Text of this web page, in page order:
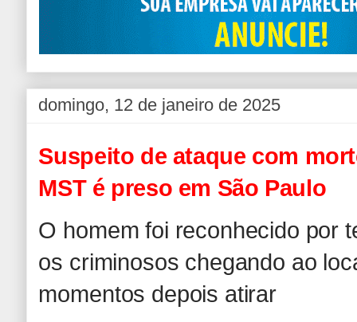
domingo, 12 de janeiro de 2025
Suspeito de ataque com
MST é preso em São Paulo
O homem foi reconhecido por
os criminosos chegando ao
momentos depois atirar